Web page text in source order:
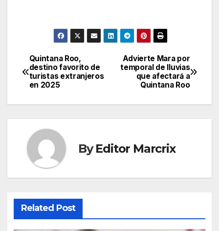
Post
navigation
Advierte Mara por
temporal de lluvias
que afectará a
Quintana Roo
Quintana Roo,
destino favorito de
turistas extranjeros
en 2025
ByEditor Marcrix
Related Post